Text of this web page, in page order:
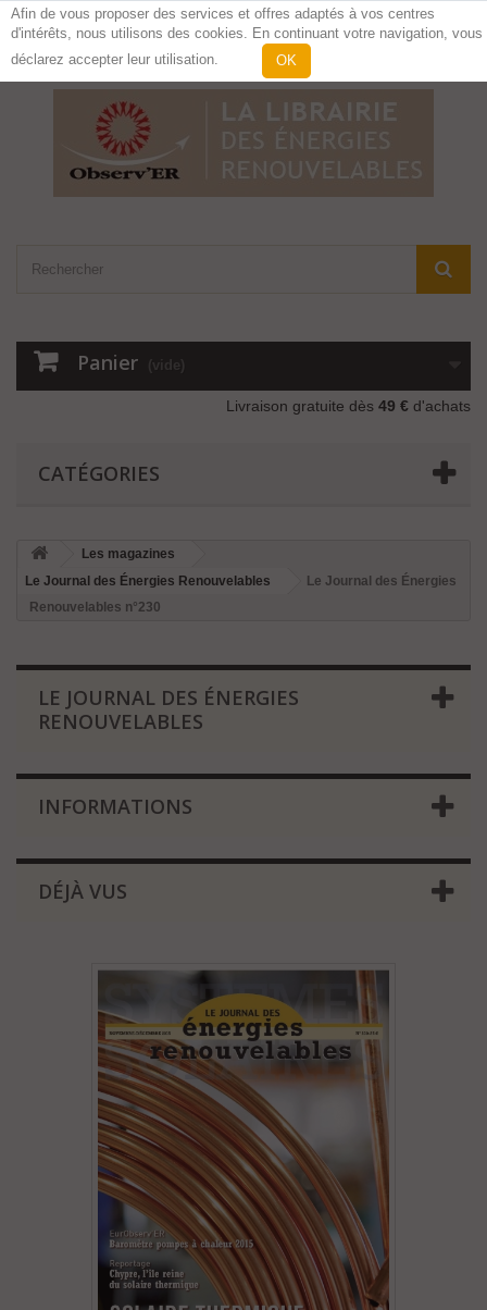
Contactez-nous
Panier (vide)
Livraison gratuite dès 49 € d'achats
CATÉGORIES
Les magazines
Le Journal des Énergies Renouvelables
Le Journal des Énergies
Renouvelables n°230
LE JOURNAL DES ÉNERGIES
RENOUVELABLES
INFORMATIONS
DÉJÀ VUS
Afin de vous proposer des services et offres adaptés à vos centres
d'intérêts, nous utilisons des cookies. En continuant votre navigation, vous
déclarez accepter leur utilisation.
OK